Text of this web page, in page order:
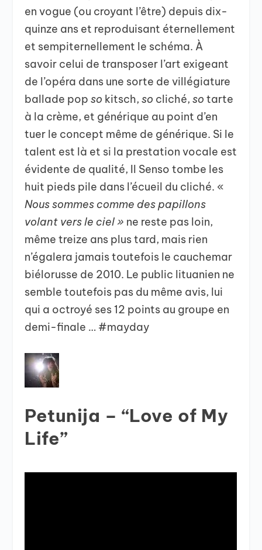
en vogue (ou croyant l’être) depuis dix-
quinze ans et reproduisant éternellement
et sempiternellement le schéma. À
savoir celui de transposer l’art exigeant
de l’opéra dans une sorte de villégiature
ballade popso kitsch,so cliché,so tarte
à la crème, et générique au point d’en
tuer le concept même de générique. Si le
talent est là et si la prestation vocale est
évidente de qualité, Il Senso tombe les
huit pieds pile dans l’écueil du cliché. «
Nous sommes comme des papillons
volant vers le ciel » ne reste pas loin,
même treize ans plus tard, mais rien
n’égalera jamais toutefois le cauchemar
biélorusse de 2010. Le public lituanien ne
semble toutefois pas du même avis, lui
qui a octroyé ses 12 points au groupe en
demi-finale … #mayday
Petunija – “Love of My
Life”